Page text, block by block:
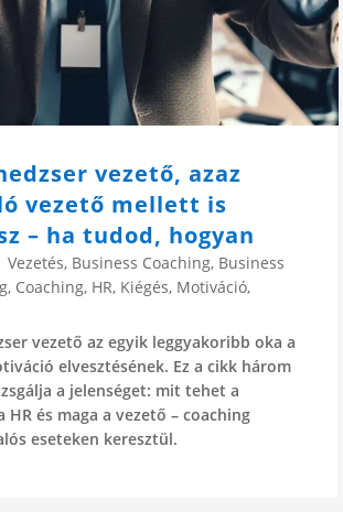
vezető, azaz
vezető mellett is
– ha tudod, hogyan
Vezetés, Business Coaching, Business
, Coaching, HR, Kiégés, Motiváció,
vezető az egyik leggyakoribb oka a
elvesztésének. Ez a cikk három
a jelenséget: mit tehet a
HR és maga a vezető – coaching
eseteken keresztül.